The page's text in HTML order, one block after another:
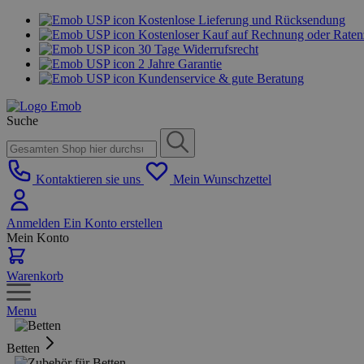
Kostenlose Lieferung und Rücksendung
Kostenloser Kauf auf Rechnung oder
30 Tage Widerrufsrecht
2 Jahre Garantie
Kundenservice & gute Beratung
Suche
Kontaktieren sie uns Mein Wunschzettel
Anmelden Ein Konto erstellen
Mein Konto
Warenkorb
Menu
Betten